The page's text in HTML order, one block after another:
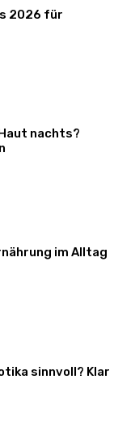
2026 für
nachts?
im Alltag
sinnvoll? Klar